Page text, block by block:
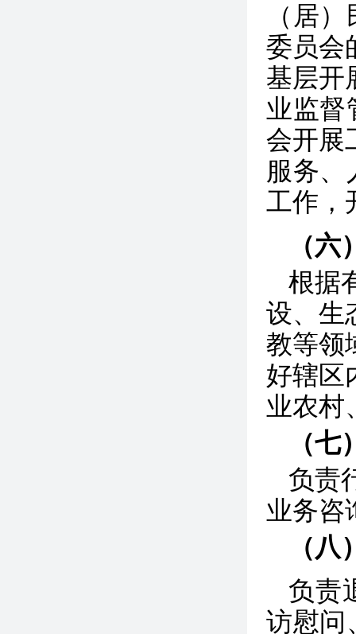
（居
委员会
基层开
业监督
会开展
服务、
工作，
（
根据
设、生
教等领
好辖区
业农村
（
负责
业务咨
（
负责
访慰问